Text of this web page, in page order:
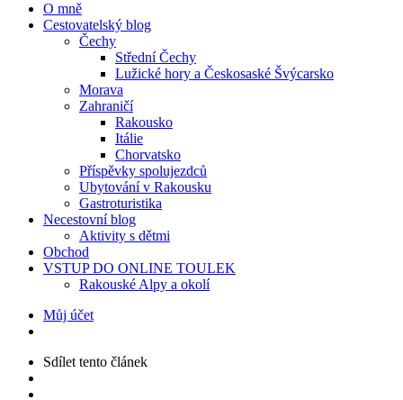
O mně
Cestovatelský blog
Čechy
Střední Čechy
Lužické hory a Českosaské Švýcarsko
Morava
Zahraničí
Rakousko
Itálie
Chorvatsko
Příspěvky spolujezdců
Ubytování v Rakousku
Gastroturistika
Necestovní blog
Aktivity s dětmi
Obchod
VSTUP DO ONLINE TOULEK
Rakouské Alpy a okolí
Můj účet
Sdílet tento článek